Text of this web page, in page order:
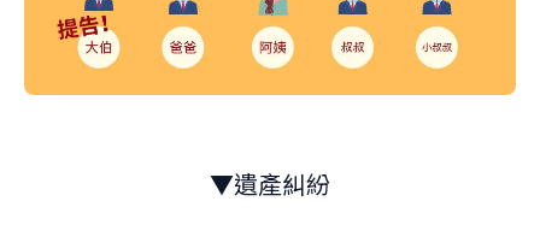
▼遺產糾紛